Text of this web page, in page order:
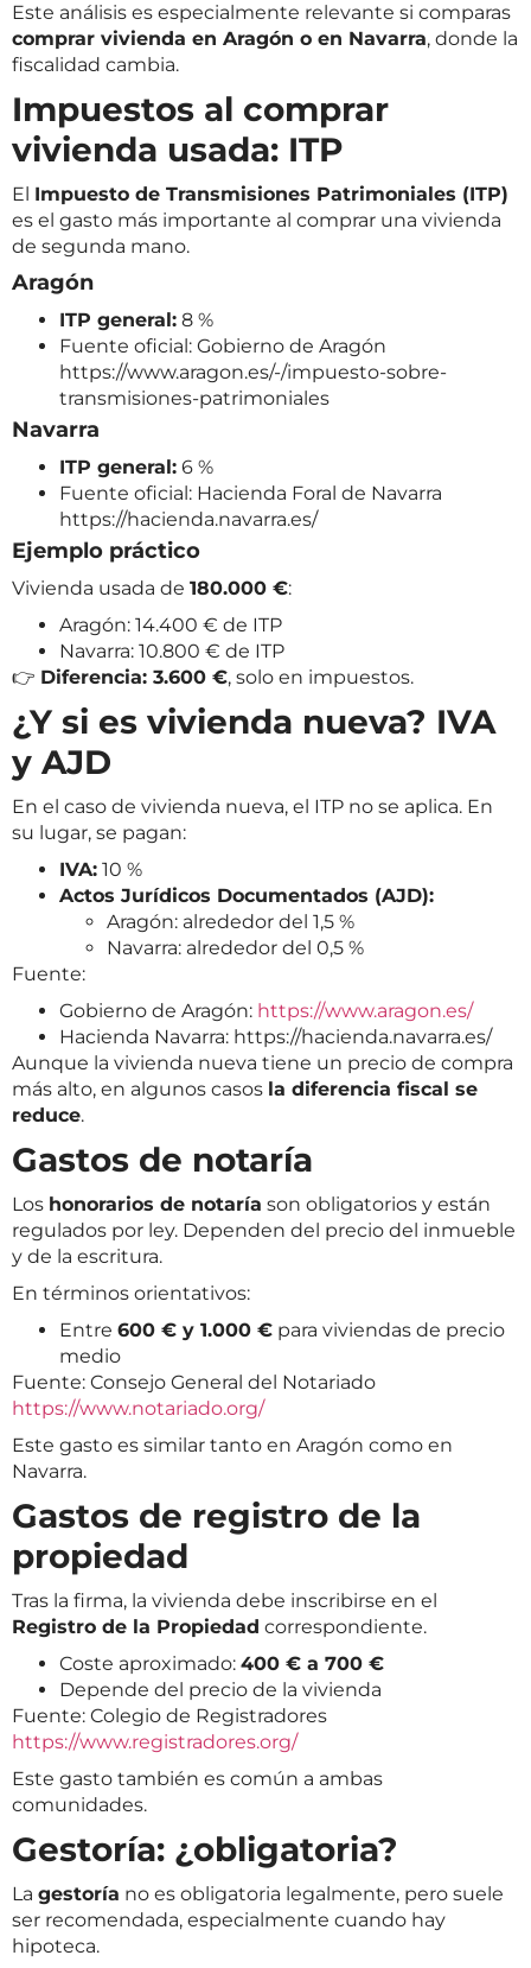
Este análisis es especialmente relevante si comparas
comprar vivienda en Aragón o en Navarra, donde la
fiscalidad cambia.
Impuestos al comprar
vivienda usada: ITP
El Impuesto de Transmisiones Patrimoniales (ITP)
es el gasto más importante al comprar una vivienda
de segunda mano.
Aragón
ITP general: 8 %
Fuente oficial: Gobierno de Aragón
https://www.aragon.es/-/impuesto-sobre-
transmisiones-patrimoniales
Navarra
ITP general: 6 %
Fuente oficial: Hacienda Foral de Navarra
https://hacienda.navarra.es/
Ejemplo práctico
Vivienda usada de 180.000 €:
Aragón: 14.400 € de ITP
Navarra: 10.800 € de ITP
👉 Diferencia: 3.600 €, solo en impuestos.
¿Y si es vivienda nueva? IVA
y AJD
En el caso de vivienda nueva, el ITP no se aplica. En
su lugar, se pagan:
IVA: 10 %
Actos Jurídicos Documentados (AJD):
Aragón: alrededor del 1,5 %
Navarra: alrededor del 0,5 %
Fuente:
Gobierno de Aragón: https://www.aragon.es/
Hacienda Navarra: https://hacienda.navarra.es/
Aunque la vivienda nueva tiene un precio de compra
más alto, en algunos casos la diferencia fiscal se
reduce.
Gastos de notaría
Los honorarios de notaría son obligatorios y están
regulados por ley. Dependen del precio del inmueble
y de la escritura.
En términos orientativos:
Entre 600 € y 1.000 € para viviendas de precio
medio
Fuente: Consejo General del Notariado
https://www.notariado.org/
Este gasto es similar tanto en Aragón como en
Navarra.
Gastos de registro de la
propiedad
Tras la firma, la vivienda debe inscribirse en el
Registro de la Propiedad correspondiente.
Coste aproximado: 400 € a 700 €
Depende del precio de la vivienda
Fuente: Colegio de Registradores
https://www.registradores.org/
Este gasto también es común a ambas
comunidades.
Gestoría: ¿obligatoria?
La gestoría no es obligatoria legalmente, pero suele
ser recomendada, especialmente cuando hay
hipoteca.